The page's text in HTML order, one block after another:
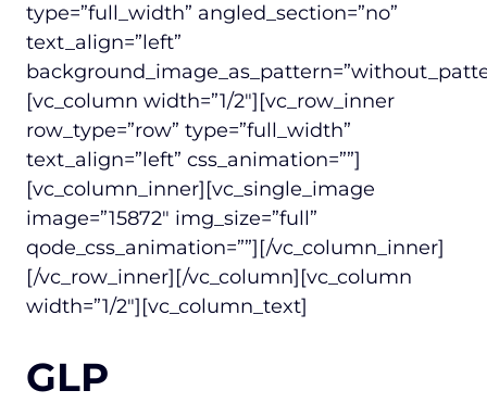
type=”full_width” angled_section=”no”
text_align=”left”
[vc_column width=”1/2″][vc_row_inner
row_type=”row” type=”full_width”
text_align=”left” css_animation=””]
[vc_column_inner][vc_single_image
image=”15872″ img_size=”full”
qode_css_animation=””][/vc_column_inner]
[/vc_row_inner][/vc_column][vc_column
width=”1/2″][vc_column_text]
GLP